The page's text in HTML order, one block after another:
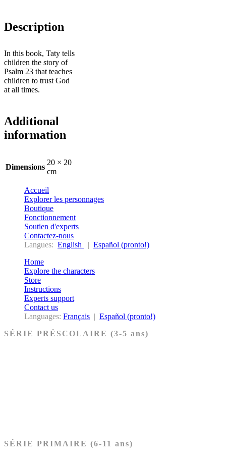
Description
In this book, Taty tells
children the story of
Psalm 23 that teaches
children to trust God
at all times.
Additional
information
Dimensions
20 × 20
cm
Accueil
Explorer les personnages
Boutique
Fonctionnement
Soutien d'experts
Contactez-nous
Langues: English | Español (pronto!)
Home
Explore the characters
Store
Instructions
Experts support
Contact us
Languages: Français | Español (pronto!)
SÉRIE PRÉSCOLAIRE (3-5 ans)
SÉRIE PRIMAIRE (6-11 ans)